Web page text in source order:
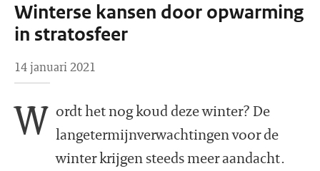
Winterse kansen door opwarming
in stratosfeer
14 januari 2021
W ordt het nog koud deze winter? De
langetermijnverwachtingen voor de
winter krijgen steeds meer aandacht.